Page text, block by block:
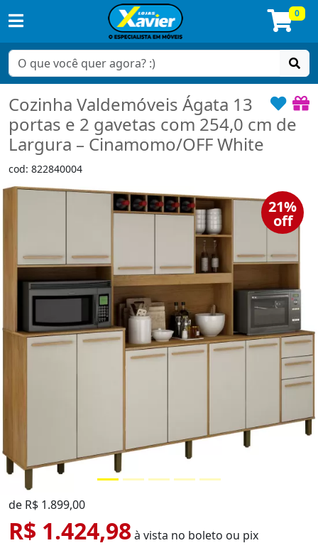
0
Cozinha Valdemóveis Ágata 13
portas e 2 gavetas com 254,0 cm de
Largura – Cinamomo/OFF White
cod: 822840004
21%
off
de R$ 1.899,00
R$ 1.424,98à vista no boleto ou pix